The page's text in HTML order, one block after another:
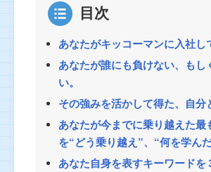
目次
あなたがキッコーマンに入社
あなたが誰にも負けない、も
い。
その強みを活かして得た、自
あなたが今までに乗り越えた
を“どう乗り越え”、“何を学ん
あなた自身を表すキーワード